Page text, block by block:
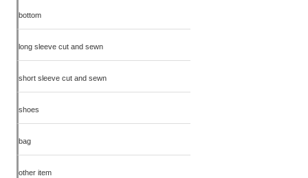
bottom
long sleeve cut and sewn
short sleeve cut and sewn
shoes
bag
other item